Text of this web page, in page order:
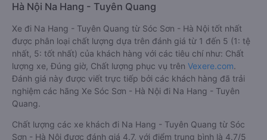
Hà Nội Na Hang - Tuyên Quang
Xe đi Na Hang - Tuyên Quang từ Sóc Sơn - Hà Nội tốt nhất
được phân loại chất lượng dựa trên đánh giá từ 1 đến 5 (1: tệ
nhất, 5: tốt nhất) của khách hàng với các tiêu chí như: Chất
lượng xe, Đúng giờ, Chất lượng phục vụ trên Vexere.com.
Đánh giá này được viết trực tiếp bởi các khách hàng đã trải
nghiệm các hãng Xe Sóc Sơn - Hà Nội đi Na Hang - Tuyên
Quang.
Chất lượng các xe khách đi Na Hang - Tuyên Quang từ Sóc
Sơn - Hà Nội được đánh giá 4.7, với điểm trung bình là 4.7/5